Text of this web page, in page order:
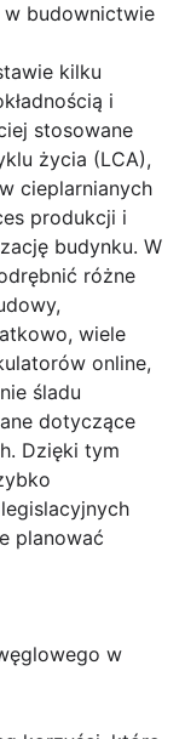
budownictwie
kilku
i
stosowane
życia (LCA),
cieplarnianych
produkcji i
budynku. W
różne
wiele
online,
śladu
dotyczące
Dzięki tym
planować
w